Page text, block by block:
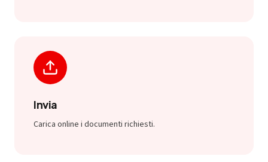
Invia
Carica online i documenti richiesti.